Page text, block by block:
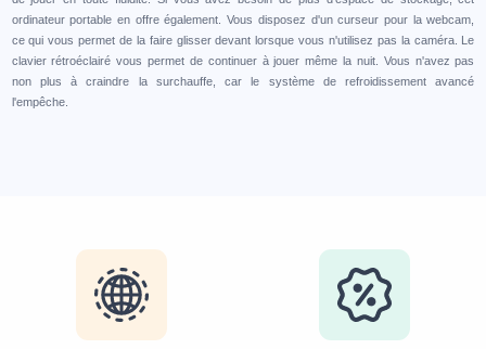
ordinateur portable en offre également. Vous disposez d'un curseur pour la webcam,
ce qui vous permet de la faire glisser devant lorsque vous n'utilisez pas la caméra. Le
clavier rétroéclairé vous permet de continuer à jouer même la nuit. Vous n'avez pas
non plus à craindre la surchauffe, car le système de refroidissement avancé
l'empêche.